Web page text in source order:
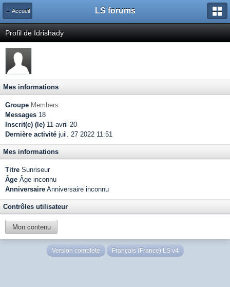
← Accueil LS forums
Profil de Idrishady
Mes informations
Groupe Members
Messages 18
Inscrit(e) (le) 11-avril 20
Dernière activité juil. 27 2022 11:51
Mes informations
Titre Sunriseur
Âge Âge inconnu
Anniversaire Anniversaire inconnu
Contrôles utilisateur
Mon contenu
Version complète Français (France) LS v4